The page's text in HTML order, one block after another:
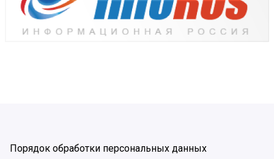
Порядок обработки персональных данных